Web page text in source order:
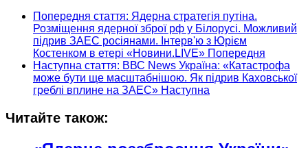
Попередня стаття: Ядерна стратегія путіна.
Розміщення ядерної зброї рф у Білорусі. Можливий
підрив ЗАЕС росіянами. Інтерв'ю з Юрієм
Костенком в етері «Новини.LIVE» Попередня
Наступна стаття: ВВС News Україна: «Катастрофа
може бути ще масштабнішою. Як підрив Каховської
греблі вплине на ЗАЕС» Наступна
Читайте також: